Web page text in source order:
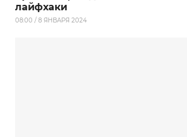
лайфхаки
08:00 / 8 ЯНВАРЯ 2024